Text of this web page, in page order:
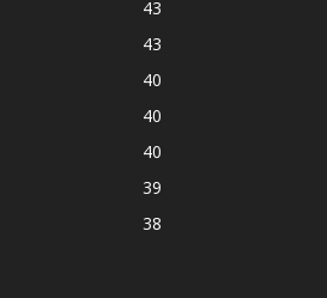
43
43
40
40
40
39
38